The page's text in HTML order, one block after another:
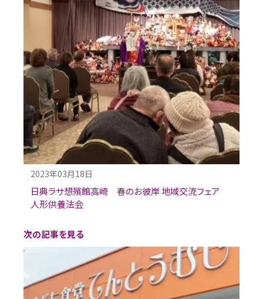
2023年03月18日
日典ラサ想殯館高崎 春のお彼岸 地域交流フェア
人形供養法会
次の記事を見る